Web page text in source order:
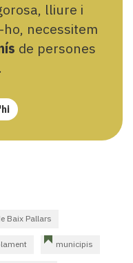
lliure i
necessitem
de persones
Baix Pallars
municipis